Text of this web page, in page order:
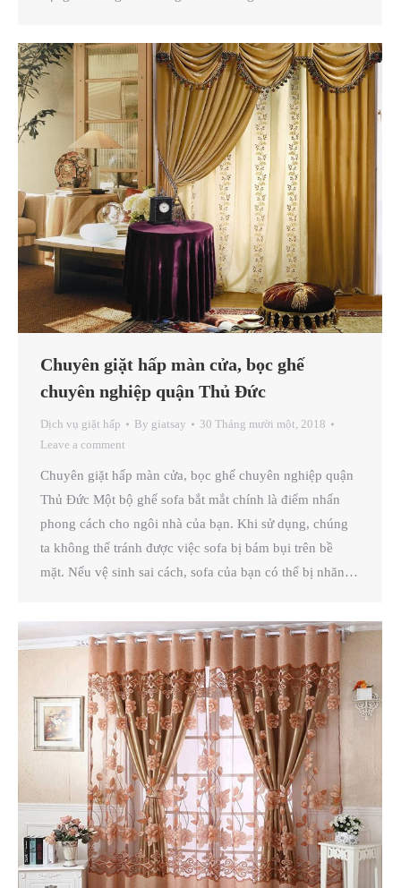
Chuyên giặt hấp màn cửa, bọc ghế
chuyên nghiệp quận Thủ Đức
Dịch vụ giặt hấp By giatsay
30 Tháng mười một, 2018
Leave a comment
Chuyên giặt hấp màn cửa, bọc ghế chuyên nghiệp quận
Thủ Đức Một bộ ghế sofa bắt mắt chính là điểm nhấn
phong cách cho ngôi nhà của bạn. Khi sử dụng, chúng
ta không thể tránh được việc sofa bị bám bụi trên bề
mặt. Nếu vệ sinh sai cách, sofa của bạn có thể bị nhăn…